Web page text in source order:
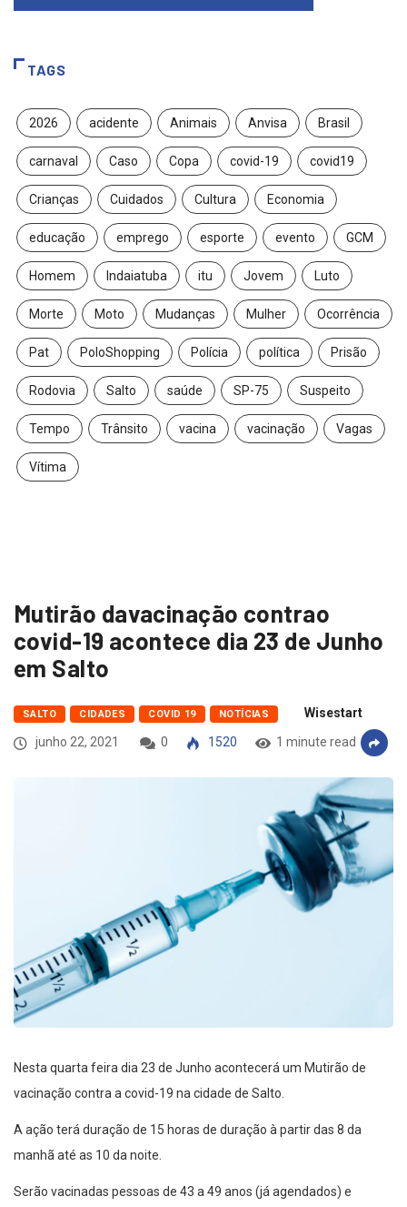
TAGS
2026 acidente Animais Anvisa Brasil
carnaval Caso Copa covid-19 covid19
Crianças Cuidados Cultura Economia
educação emprego esporte evento GCM
Homem Indaiatuba itu Jovem Luto
Morte Moto Mudanças Mulher Ocorrência
Pat PoloShopping Polícia política Prisão
Rodovia Salto saúde SP-75 Suspeito
Tempo Trânsito vacina vacinação Vagas
Vítima
Mutirão davacinação contrao
covid-19 acontece dia 23 de Junho
em Salto
SALTO CIDADES COVID 19 NOTÍCIAS
Wisestart
junho 22, 2021
0 1520 1 minute read
Nesta quarta feira dia 23 de Junho acontecerá um Mutirão de
vacinação contra a covid-19 na cidade de Salto.
A ação terá duração de 15 horas de duração à partir das 8 da
manhã até as 10 da noite.
Serão vacinadas pessoas de 43 a 49 anos (já agendados) e